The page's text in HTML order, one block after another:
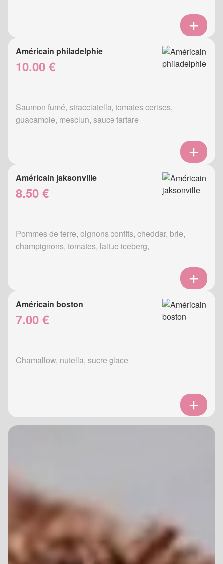
Américain philadelphie
10.00 €
Saumon fumé, stracciatella, tomates cerises,
guacamole, mesclun, sauce tartare
Américain jaksonville
8.50 €
Pommes de terre, oignons confits, cheddar, brie,
champignons, tomates, laitue iceberg,
Américain boston
7.00 €
Chamallow, nutella, sucre glace